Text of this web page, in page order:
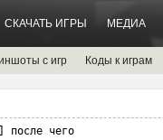
СКАЧАТЬ ИГРЫ МЕДИА
с игр Коды к играм
после чего